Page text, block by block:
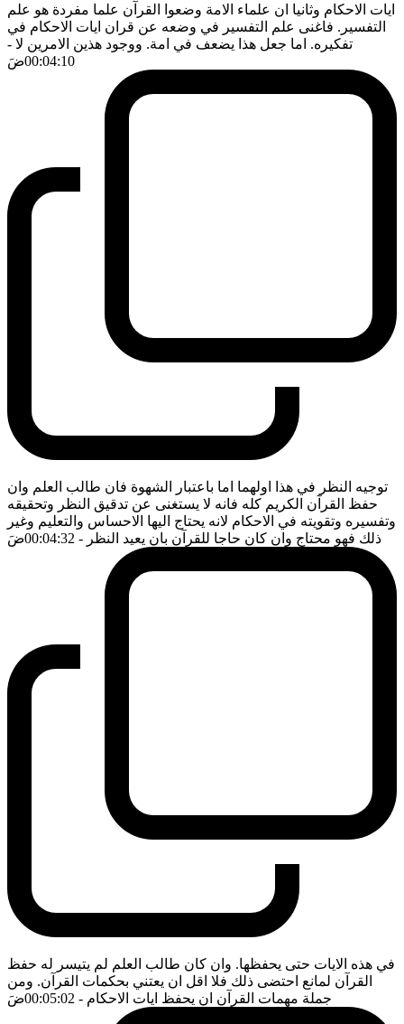
ايات الاحكام وثانيا ان علماء الامة وضعوا القرآن علما مفردة هو علم
التفسير. فاغنى علم التفسير في وضعه عن قران ايات الاحكام في
تفكيره. اما جعل هذا يضعف في امة. ووجود هذين الامرين لا -
00:04:10ضَ
توجيه النظر في هذا اولهما اما باعتبار الشهوة فان طالب العلم وان
حفظ القرآن الكريم كله فانه لا يستغنى عن تدقيق النظر وتحقيقه
وتفسيره وتقويته في الاحكام لانه يحتاج اليها الاحساس والتعليم وغير
ذلك فهو محتاج وان كان حاجا للقرآن بان يعيد النظر - 00:04:32 ضَ
في هذه الايات حتى يحفظها. وان كان طالب العلم لم يتيسر له حفظ
القرآن لمانع احتضى ذلك فلا اقل ان يعتني بحكمات القرآن. ومن
جملة مهمات القرآن ان يحفظ ايات الاحكام - 00:05:02 ضَ